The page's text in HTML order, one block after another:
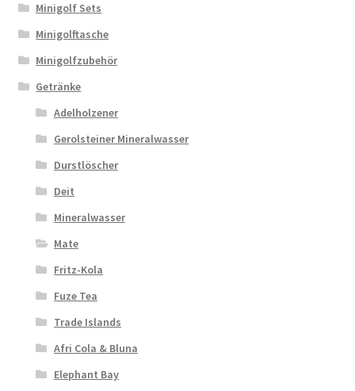
Minigolf Sets
Minigolftasche
Minigolfzubehör
Getränke
Adelholzener
Gerolsteiner Mineralwasser
Durstlöscher
Deit
Mineralwasser
Mate
Fritz-Kola
Fuze Tea
Trade Islands
Afri Cola & Bluna
Elephant Bay